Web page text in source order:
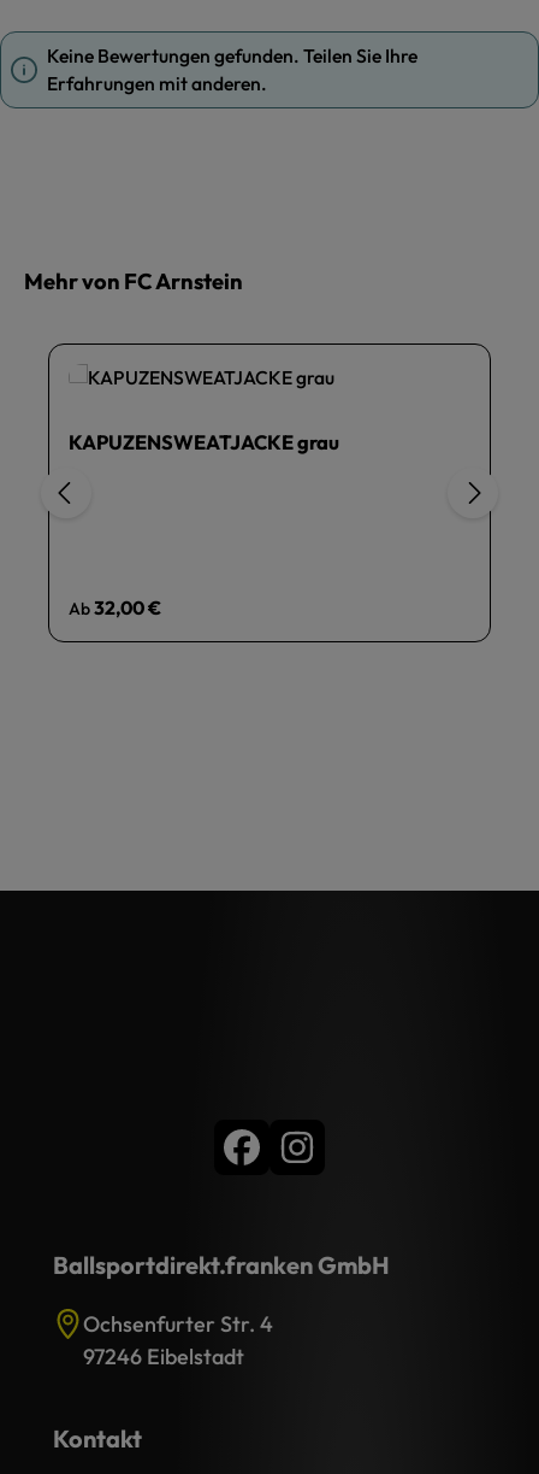
Keine Bewertungen gefunden. Teilen Sie Ihre
Erfahrungen mit anderen.
Mehr von FC Arnstein
KAPUZENSWEATJACKE grau
Regulärer Preis:
Ab32,00 €
Ballsportdirekt.franken GmbH
Ochsenfurter Str. 4
97246 Eibelstadt
Kontakt